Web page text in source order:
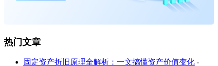
热门文章
固定资产折旧原理全解析：一文搞懂资产价值变化 -